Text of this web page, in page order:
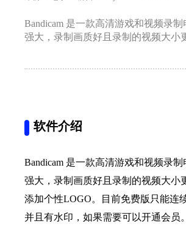
Bandicam 是一款高清游戏和视频录
强大，录制画质好且录制的视频大小
软件介绍
Bandicam 是一款高清游戏和视频录
强大，录制画质好且录制的视频大小
添加个性LOGO。目前免费版只能连
并且有水印，如果需要可以开通会员。